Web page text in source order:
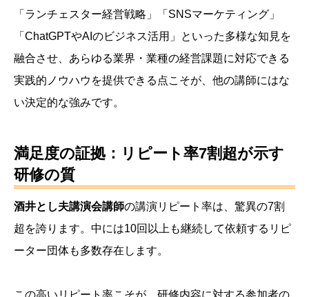
「ランチェスター経営戦略」「SNSマーケティング」
「ChatGPTやAIのビジネス活用」といった多様な知見を
融合させ、あらゆる業界・業種の経営課題に対応できる
実践的ノウハウを提供できる点こそが、他の講師にはな
い決定的な強みです。
満足度の証拠：リピート率7割超が示す
研修の質
酒井とし夫講演会講師の講演リピート率は、驚異の7割
超を誇ります。中には10回以上も継続して依頼するリピ
ーター団体も多数存在します。
この高いリピート率こそが、研修内容に対する参加者の